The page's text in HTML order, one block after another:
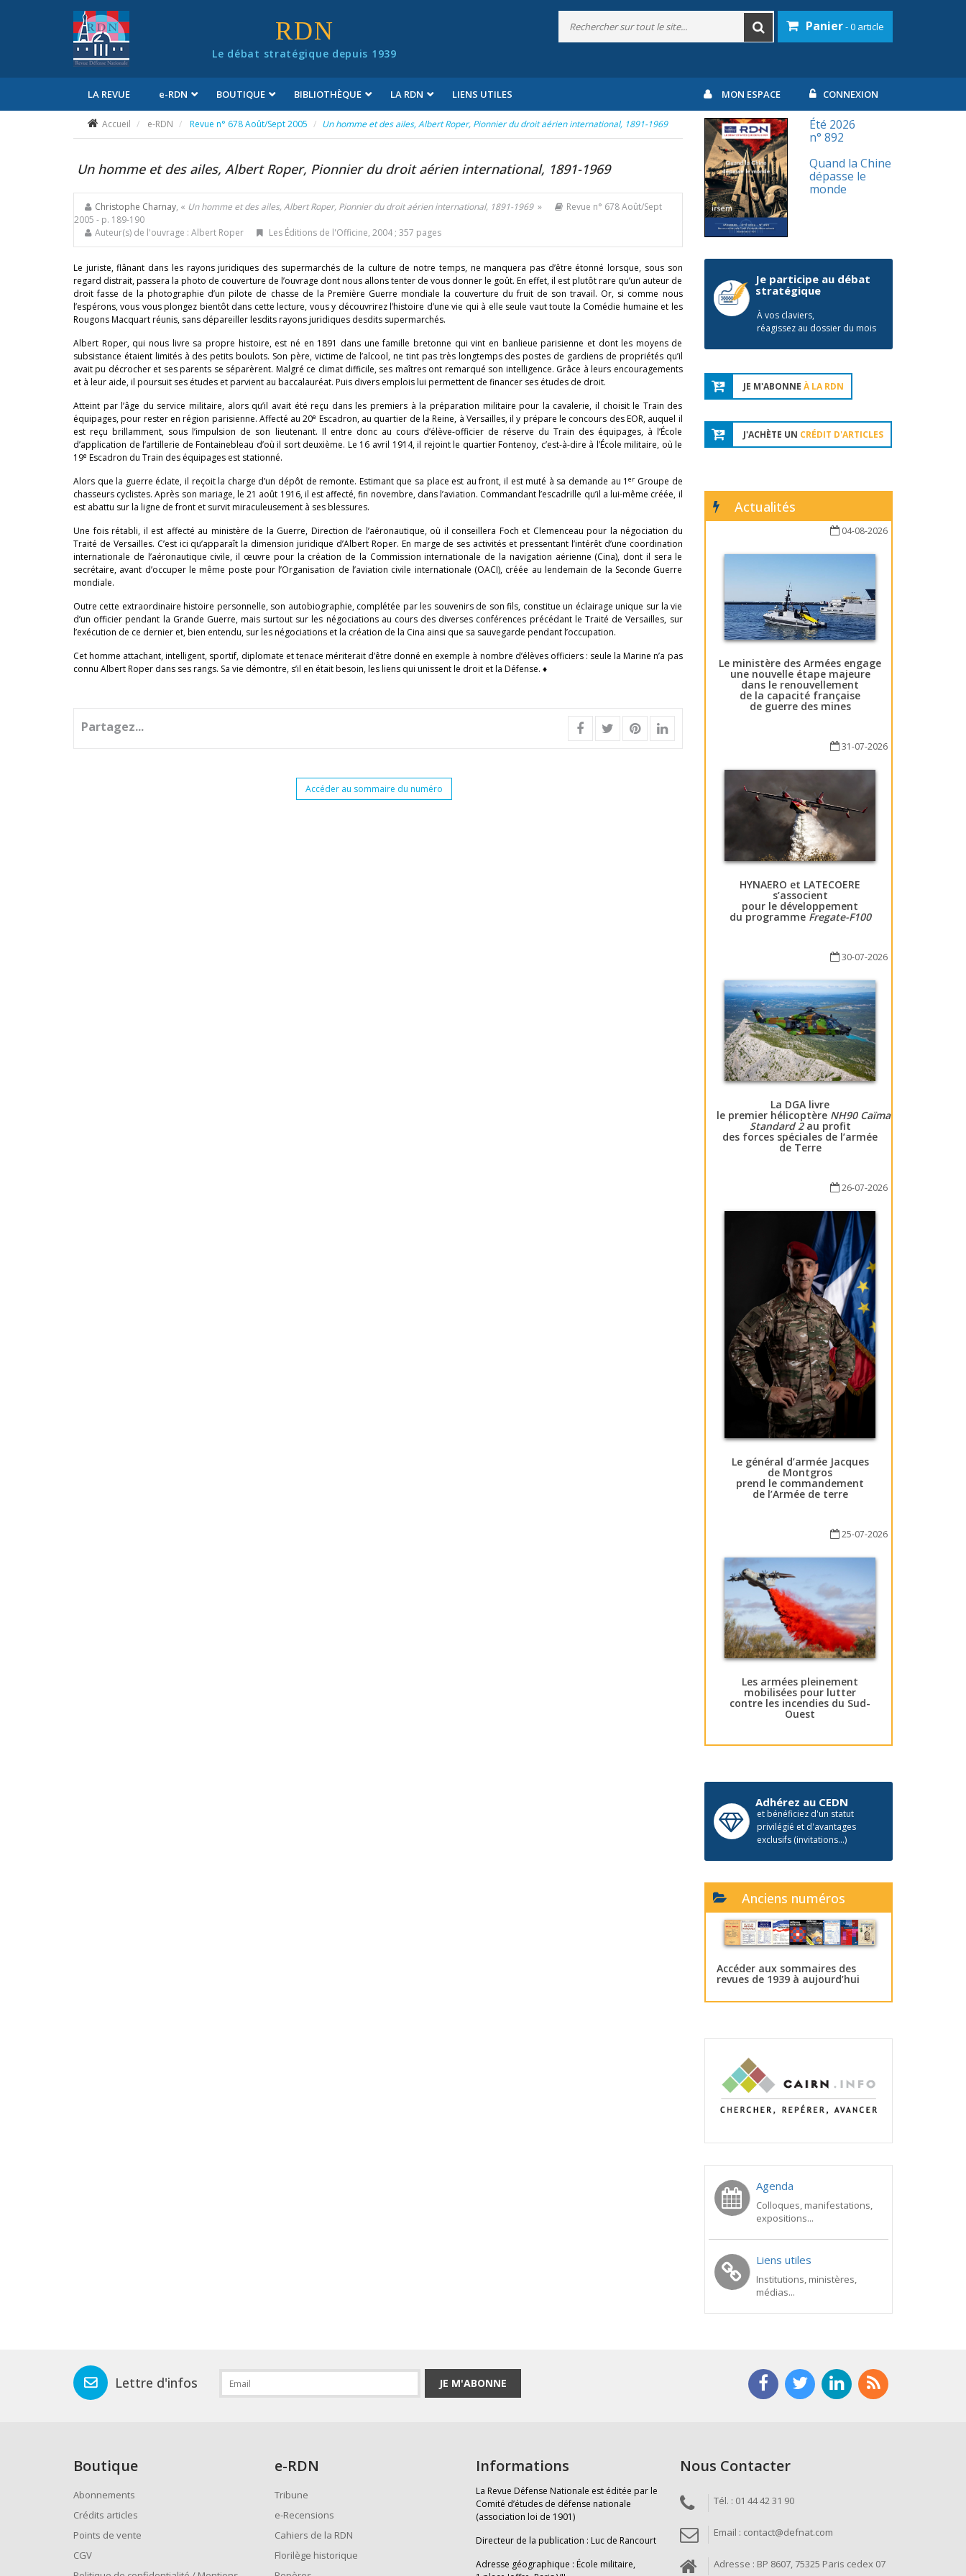
RDN
Le débat stratégique depuis 1939
Panier- 0 article
LA REVUE e-RDN BOUTIQUE BIBLIOTHÈQUE LA RDN LIENS UTILES MON ESPACE CONNEXION
Accueil e-RDN Revue n° 678 Août/Sept 2005 Un homme et des ailes, Albert Roper, Pionnier du droit aérien international, 1891-1969
Un homme et des ailes, Albert Roper, Pionnier du droit aérien international, 1891-1969
Christophe Charnay, « Un homme et des ailes, Albert Roper, Pionnier du droit aérien international, 1891-1969»
Revue n° 678 Août/Sept
2005 - p. 189-190
Auteur(s) de l'ouvrage : Albert Roper
Les Éditions de l'Officine, 2004 ; 357 pages
Le juriste, flânant dans les rayons juridiques des supermarchés de la culture de notre temps, ne manquera pas d’être étonné lorsque, sous son
regard distrait, passera la photo de couverture de l’ouvrage dont nous allons tenter de vous donner le goût. En effet, il est plutôt rare qu’un auteur de
droit fasse de la photographie d’un pilote de chasse de la Première Guerre mondiale la couverture du fruit de son travail. Or, si comme nous
l’espérons, vous vous plongez bientôt dans cette lecture, vous y découvrirez l’histoire d’une vie qui à elle seule vaut toute la Comédie humaine et les
Rougons Macquart réunis, sans dépareiller lesdits rayons juridiques desdits supermarchés.
Albert Roper, qui nous livre sa propre histoire, est né en 1891 dans une famille bretonne qui vint en banlieue parisienne et dont les moyens de
subsistance étaient limités à des petits boulots. Son père, victime de l’alcool, ne tint pas très longtemps des postes de gardiens de propriétés qu’il
avait pu décrocher et ses parents se séparèrent. Malgré ce climat difficile, ses maîtres ont remarqué son intelligence. Grâce à leurs encouragements
et à leur aide, il poursuit ses études et parvient au baccalauréat. Puis divers emplois lui permettent de financer ses études de droit.
Atteint par l’âge du service militaire, alors qu’il avait été reçu dans les premiers à la préparation militaire pour la cavalerie, il choisit le Train des
équipages, pour rester en région parisienne. Affecté au 20e Escadron, au quartier de la Reine, à Versailles, il y prépare le concours des EOR, auquel il
est reçu brillamment, sous l’impulsion de son lieutenant. Il entre donc au cours d’élève-officier de réserve du Train des équipages, à l’École
d’application de l’artillerie de Fontainebleau d’où il sort deuxième. Le 16 avril 1914, il rejoint le quartier Fontenoy, c’est-à-dire à l’École militaire, où le
19e Escadron du Train des équipages est stationné.
Alors que la guerre éclate, il reçoit la charge d’un dépôt de remonte. Estimant que sa place est au front, il est muté à sa demande au 1er Groupe de
chasseurs cyclistes. Après son mariage, le 21 août 1916, il est affecté, fin novembre, dans l’aviation. Commandant l’escadrille qu’il a lui-même créée, il
est abattu sur la ligne de front et survit miraculeusement à ses blessures.
Une fois rétabli, il est affecté au ministère de la Guerre, Direction de l’aéronautique, où il conseillera Foch et Clemenceau pour la négociation du
Traité de Versailles. C’est ici qu’apparaît la dimension juridique d’Albert Roper. En marge de ses activités et pressentant l’intérêt d’une coordination
internationale de l’aéronautique civile, il œuvre pour la création de la Commission internationale de la navigation aérienne (Cina), dont il sera le
secrétaire, avant d’occuper le même poste pour l’Organisation de l’aviation civile internationale (OACI), créée au lendemain de la Seconde Guerre
mondiale.
Outre cette extraordinaire histoire personnelle, son autobiographie, complétée par les souvenirs de son fils, constitue un éclairage unique sur la vie
d’un officier pendant la Grande Guerre, mais surtout sur les négociations au cours des diverses conférences précédant le Traité de Versailles, sur
l’exécution de ce dernier et, bien entendu, sur les négociations et la création de la Cina ainsi que sa sauvegarde pendant l’occupation.
Cet homme attachant, intelligent, sportif, diplomate et tenace mériterait d’être donné en exemple à nombre d’élèves officiers : seule la Marine n’a pas
connu Albert Roper dans ses rangs. Sa vie démontre, s’il en était besoin, les liens qui unissent le droit et la Défense. ♦
Partagez...
Accéder au sommaire du numéro
Été 2026
n° 892
Quand la Chine
dépasse le
monde
Je participe au débat
stratégique
À vos claviers,
réagissez au dossier du mois
JE M'ABONNE À LA RDN
J'ACHÈTE UN CRÉDIT D'ARTICLES
Actualités
04-08-2026
Le ministère des Armées engage
une nouvelle étape majeure
dans le renouvellement
de la capacité française
de guerre des mines
31-07-2026
HYNAERO et LATECOERE
s’associent
pour le développement
du programme Fregate-F100
30-07-2026
La DGA livre
le premier hélicoptère NH90 Caïman
Standard 2au profit
des forces spéciales de l’armée
de Terre
26-07-2026
Le général d’armée Jacques
de Montgros
prend le commandement
de l’Armée de terre
25-07-2026
Les armées pleinement
mobilisées pour lutter
contre les incendies du Sud-
Ouest
Adhérez au CEDN
et bénéficiez d'un statut
privilégié et d'avantages
exclusifs (invitations...)
Anciens numéros
Accéder aux sommaires des
revues de 1939 à aujourd’hui
Agenda
Colloques, manifestations,
expositions...
Liens utiles
Institutions, ministères,
médias...
Lettre d'infos JE M'ABONNE
Boutique
Abonnements
Crédits articles
Points de vente
CGV
e-RDN
Tribune
e-Recensions
Cahiers de la RDN
Florilège historique
Informations
La Revue Défense Nationale est éditée par le
Comité d’études de défense nationale
(association loi de 1901)
Directeur de la publication : Luc de Rancourt
Adresse géographique : École militaire,
Nous Contacter
Tél. : 01 44 42 31 90
Email : contact@defnat.com
Adresse : BP 8607, 75325 Paris cedex 07